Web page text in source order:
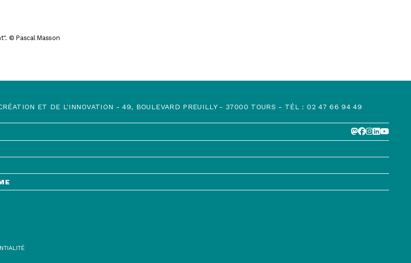
© Pascal Masson
ET DE L'INNOVATION - 49, BOULEVARD PREUILLY - 37000 TOURS - TÉL : 02 47 66 94 49